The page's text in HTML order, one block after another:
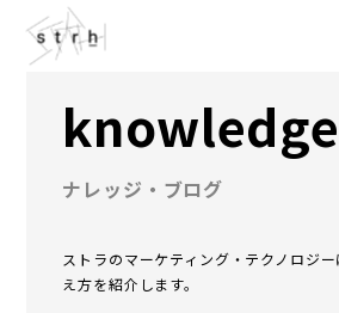
knowledge
ナレッジ・ブログ
ストラのマーケティング・テクノロジ
え方を紹介します。